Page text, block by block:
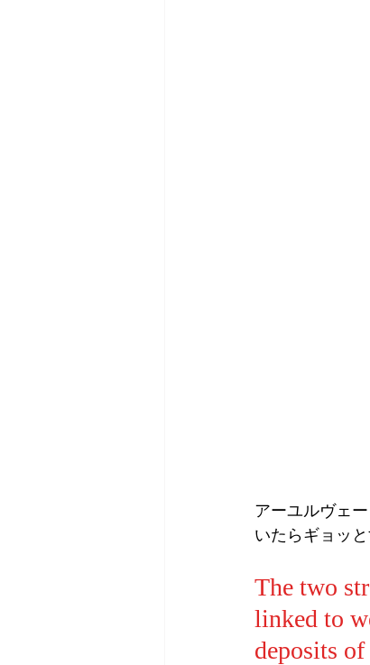
アーユルヴェ
いたらギョッと
The two
linked to
deposits